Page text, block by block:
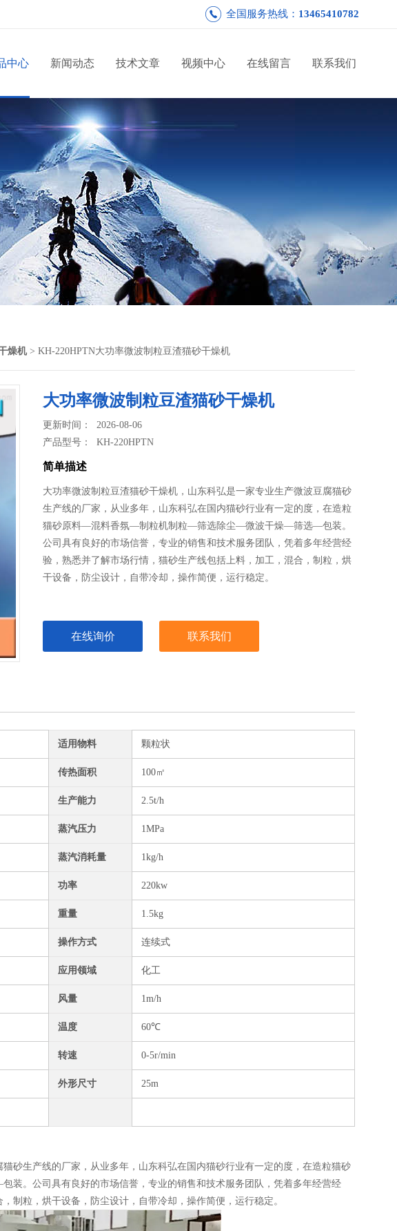
全国服务热线： 13465410782
中心 新闻动态 技术文章 视频中心 在线留言 联系我们
燥机> KH-220HPTN大功率微波制粒豆渣猫砂干燥机
大功率微波制粒豆渣猫砂干燥机
更新时间： 2026-08-06
产品型号：KH-220HPTN
简单描述
大功率微波制粒豆渣猫砂干燥机，山东科弘是一家专业生产微波豆腐猫砂
生产线的厂家，从业多年，山东科弘在国内猫砂行业有一定的度，在造粒
猫砂原料—混料香氛—制粒机制粒—筛选除尘—微波干燥—筛选—包装。
公司具有良好的市场信誉，专业的销售和技术服务团队，凭着多年经营经
验，熟悉并了解市场行情，猫砂生产线包括上料，加工，混合，制粒，烘
干设备，防尘设计，自带冷却，操作简便，运行稳定。
在线询价 联系我们
适用物料 颗粒状
传热面积 100㎡
生产能力 2.5t/h
蒸汽压力 1MPa
蒸汽消耗量 1kg/h
功率 220kw
重量 1.5kg
操作方式 连续式
应用领域 化工
风量 1m/h
温度 60℃
转速 0-5r/min
外形尺寸 25m
砂生产线的厂家，从业多年，山东科弘在国内猫砂行业有一定的度，在造粒猫砂
。公司具有良好的市场信誉，专业的销售和技术服务团队，凭着多年经营经
制粒，烘干设备，防尘设计，自带冷却，操作简便，运行稳定。